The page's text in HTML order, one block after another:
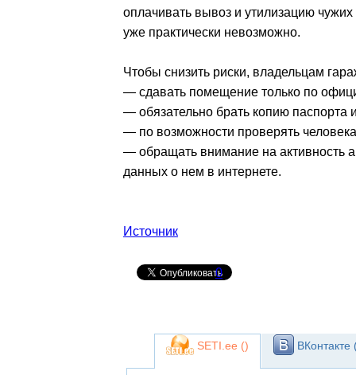
оплачивать вывоз и утилизацию
уже практически невозможно.
Чтобы снизить риски, владельцам
— сдавать помещение только по
— обязательно брать копию паспорта
— по возможности проверять
— обращать внимание на активность
данных о нем в интернете.
Источник
0
SETI.ee () ВКонтакте